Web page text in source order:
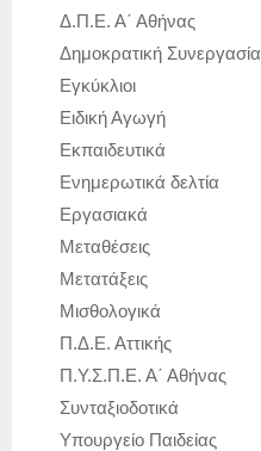
Δ.Π.Ε. Α΄ Αθήνας
Δημοκρατική Συνεργασία
Εγκύκλιοι
Ειδική Αγωγή
Εκπαιδευτικά
Ενημερωτικά δελτία
Εργασιακά
Μεταθέσεις
Μετατάξεις
Μισθολογικά
Π.Δ.Ε. Αττικής
Π.Υ.Σ.Π.Ε. Α΄ Αθήνας
Συνταξιοδοτικά
Υπουργείο Παιδείας